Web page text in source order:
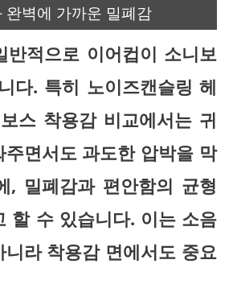
완벽에 가까운 밀폐감
반적으로 이어컵이 소니보
다. 특히 노이즈캔슬링 헤
스 착용감 비교에서는 귀
면서도 과도한 압박을 막
, 밀폐감과 편안함의 균형
할 수 있습니다. 이는 소음
라 착용감 면에서도 중요